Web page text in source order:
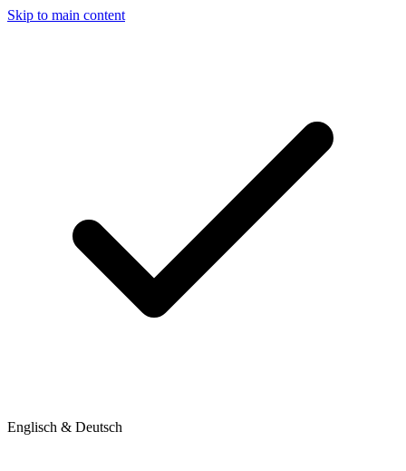
Skip to main content
Englisch & Deutsch